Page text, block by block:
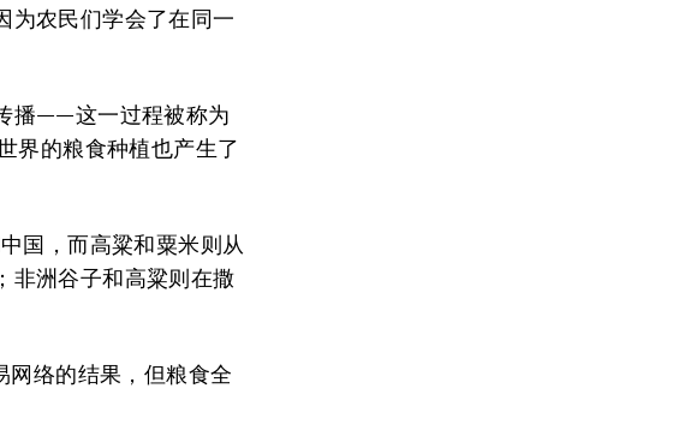
为农民们学会了在同一
播——这一过程被称为
界的粮食种植也产生了
国，而高粱和粟米则从
非洲谷子和高粱则在撒
网络的结果，但粮食全